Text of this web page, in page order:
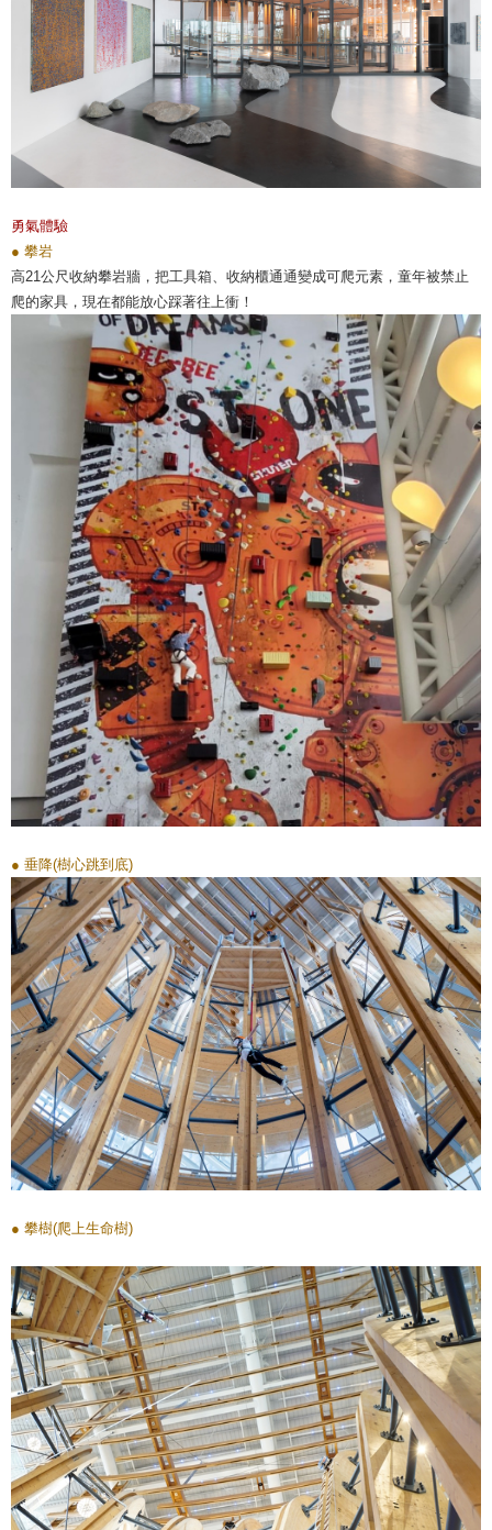
勇氣體驗
● 攀岩
高21公尺收納攀岩牆，把工具箱、收納櫃通通變成可爬元素，童年被禁止
爬的家具，現在都能放心踩著往上衝！
● 垂降(樹心跳到底)
● 攀樹(爬上生命樹)